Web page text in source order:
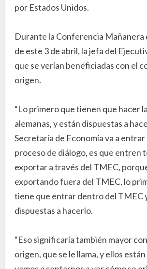
por Estados Unidos.
Durante la Conferencia Mañanera
de este 3 de abril, la jefa del
que se verían beneficiadas con el
origen.
“Lo primero que tienen que hacer
alemanas, y están dispuestas a
Secretaría de Economía va a entrar
proceso de diálogo, es que entren
exportar a través del TMEC,
exportando fuera del TMEC, lo
tiene que entrar dentro del TMEC
dispuestas a hacerlo.
“Eso significaría también mayor
origen, que se le llama, y ellos